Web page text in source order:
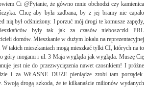
Ci @Pytanie, że gówno mnie obchodzi czy kamienica
Chcę aby była zadbana, by z jej bramy nie capało
nią był odśnieżony. I porzuć mój drogi te komusze zapędy,
były tak jak za czasów nieboszczki PRL
domów. Mieszkanie w dużym lokalu na reprezentacyjnej
takich mieszkaniach mogą mieszkać tylki CI, których na to
góry niogami i ul. 3 Maja wygląda jak wygląda. Muszę Cię
jest nie do przezwycięzenia nawet czosnkiem! I próżne
i za WŁASNE DUŻE pieniądze zrobi tam porządek.
Swoją drogą szkoda, że te kilkanaście milionów wydanych